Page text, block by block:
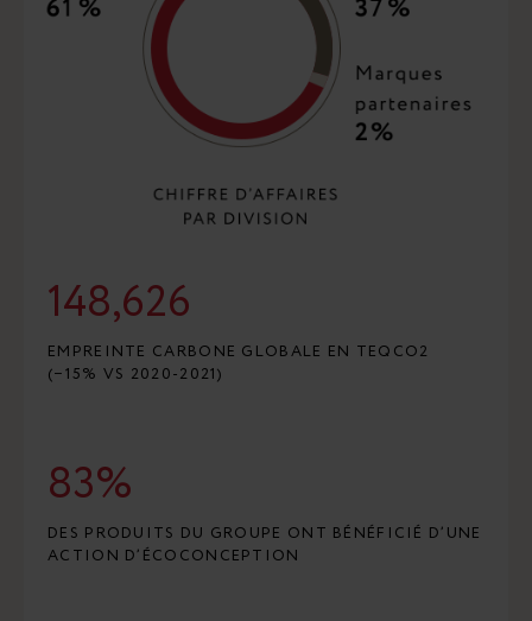
148,626
EMPREINTE CARBONE GLOBALE EN TEQCO2
(−15% VS 2020-2021)
83%
DES PRODUITS DU GROUPE ONT BÉNÉFICIÉ D’UNE
ACTION D’ÉCOCONCEPTION